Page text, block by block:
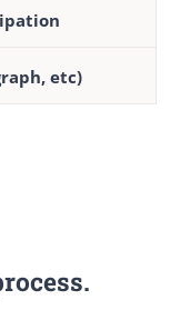
etc)